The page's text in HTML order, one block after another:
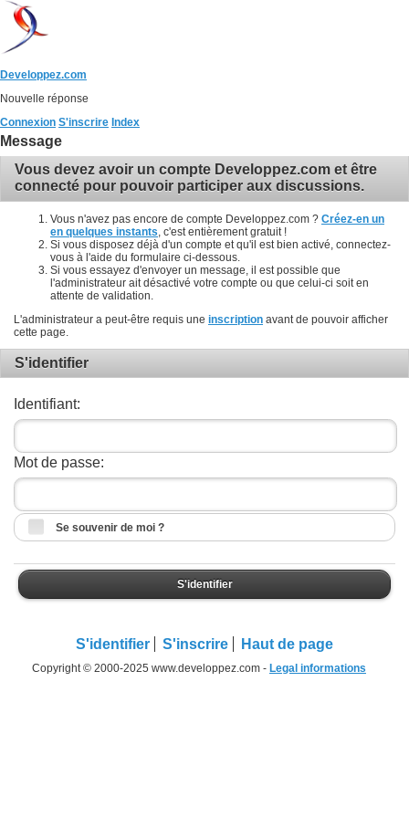
Developpez.com
Nouvelle réponse
Connexion S'inscrire Index
Message
Vous devez avoir un compte Developpez.com et être
connecté pour pouvoir participer aux discussions.
Vous n'avez pas encore de compte Developpez.com ? Créez-en un
en quelques instants , c'est entièrement gratuit !
Si vous disposez déjà d'un compte et qu'il est bien activé, connectez-
vous à l'aide du formulaire ci-dessous.
Si vous essayez d'envoyer un message, il est possible que
l'administrateur ait désactivé votre compte ou que celui-ci soit en
attente de validation.
L'administrateur a peut-être requis une inscription avant de pouvoir afficher
cette page.
S'identifier
Identifiant:
Mot de passe:
Se souvenir de moi ?
S'identifier
S'identifier S'inscrire Haut de page
Copyright © 2000-2025 www.developpez.com - Legal informations